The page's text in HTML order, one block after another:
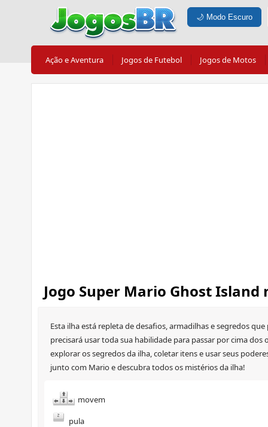
🌙 Modo Escuro
Ação e Aventura Jogos de Futebol Jogos de Motos
Jogo Super Mario Ghost Island
Esta ilha está repleta de desafios, armadilhas e segredos
precisará usar toda sua habilidade para passar por cima
explorar os segredos da ilha, coletar itens e usar seus
junto com Mario e descubra todos os mistérios da ilha!
movem
pula